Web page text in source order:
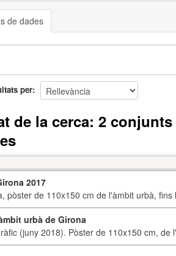
de dades
per
de la cerca: 2 conjunts
2017
pòster de 110x150 cm de l'àmbit urbà,
urbà de Girona
(juny 2018). Pòster de 110x150 cm, de